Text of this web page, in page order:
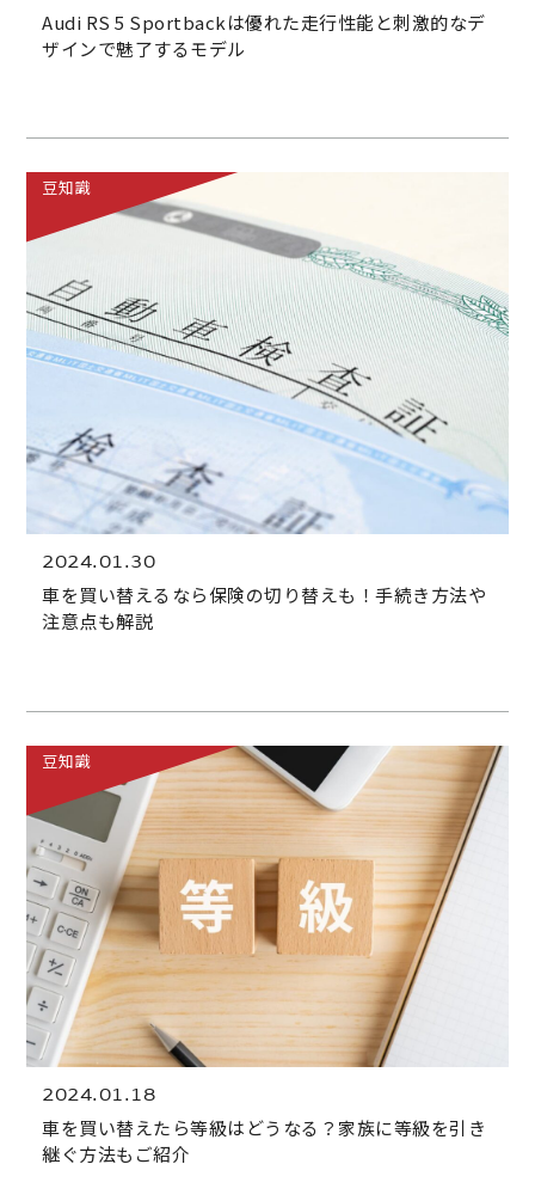
Audi RS 5 Sportbackは優れた走行性能と刺激的なデ
ザインで魅了するモデル
豆知識
2024.01.30
車を買い替えるなら保険の切り替えも！手続き方法や
注意点も解説
豆知識
2024.01.18
車を買い替えたら等級はどうなる？家族に等級を引き
継ぐ方法もご紹介